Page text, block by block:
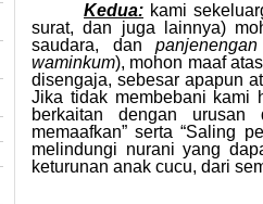
Kedua: kami
surat, dan juga lainnya)
saudara, dan
waminkum), mohon maaf
disengaja, sebesar apapun
Jika tidak membebani kami
berkaitan dengan urusan
memaafkan” serta“Saling
melindungi nurani yang
keturunan anak cucu, dari